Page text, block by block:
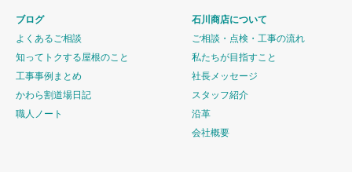
ブログ
よくあるご相談
知ってトクする屋根のこと
工事事例まとめ
かわら割道場日記
職人ノート
石川商店について
ご相談・点検・工事の流れ
私たちが目指すこと
社長メッセージ
スタッフ紹介
沿革
会社概要